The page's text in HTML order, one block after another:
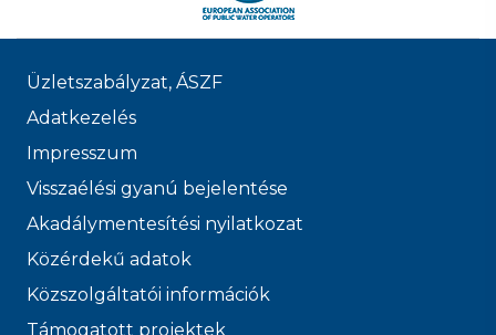
Üzletszabályzat, ÁSZF
Adatkezelés
Impresszum
Visszaélési gyanú bejelentése
Akadálymentesítési nyilatkozat
Közérdekű adatok
Közszolgáltatói információk
Támogatott projektek